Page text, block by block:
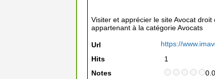
Visiter et apprécier le site Avocat
appartenant à la catégorieAvocats
Url
https://
Hits
1
Notes